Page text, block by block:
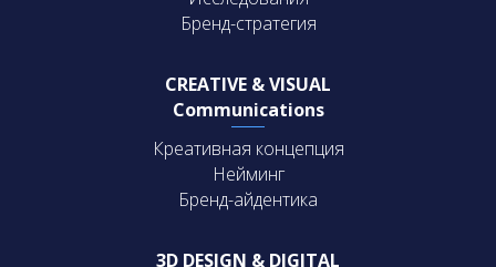
Бренд-стратегия
CREATIVE & VISUAL
Communications
Креативная концепция
Нейминг
Бренд-айдентика
3D DESIGN & DIGITAL